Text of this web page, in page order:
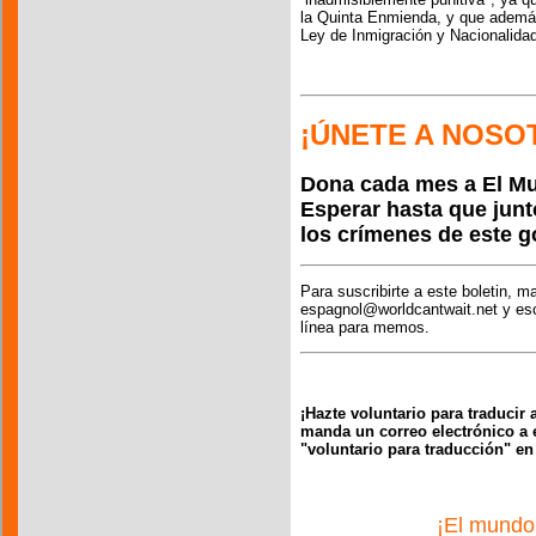
la Quinta Enmienda, y que
Ley de Inmigración y
¡ÚNETE A
Dona cada mes a El
Esperar hasta que
los crímenes de este
Para suscribirte a este boletin,
espagnol@worldcantwait.net y
línea para memos.
¡Hazte voluntario para
manda un correo electrónico a
"voluntario para traducción"
¡El